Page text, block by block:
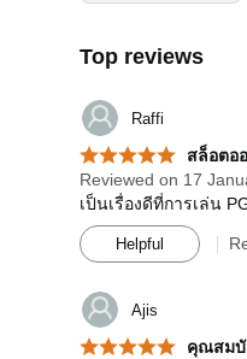
Top reviews
Raffi
สล็อตอ
Reviewed on 17
เป็นเรื่องดีที่การเล่น
Helpful
Ajis
คุณสมบั